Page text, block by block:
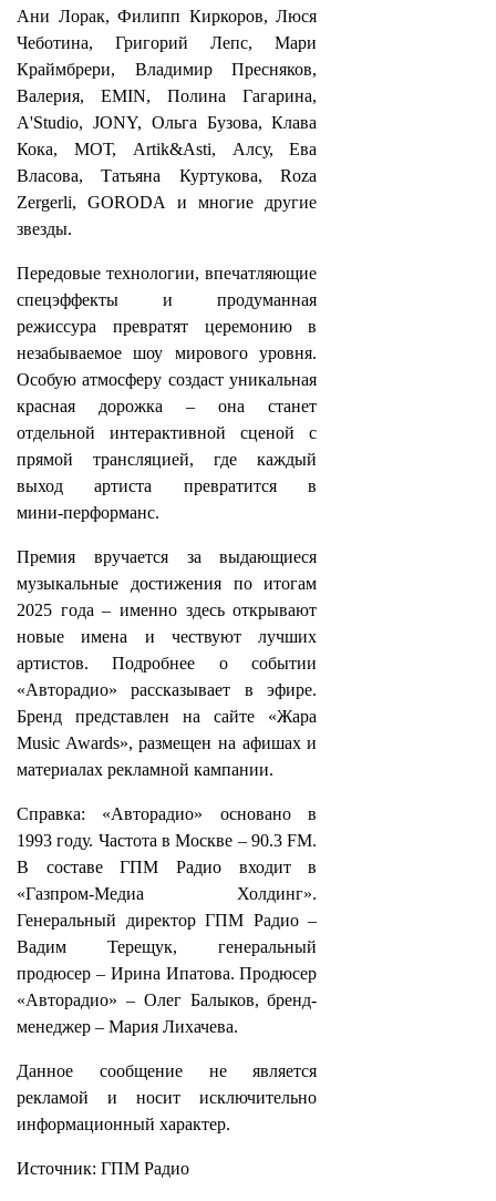
Ани Лорак, Филипп Киркоров, Люся
Чеботина, Григорий Лепс, Мари
Краймбрери, Владимир Пресняков,
Валерия, EMIN, Полина Гагарина,
A'Studio, JONY, Ольга Бузова, Клава
Кока, МОТ, Artik&Asti, Алсу, Ева
Власова, Татьяна Куртукова, Roza
Zergerli, GORODA и многие другие
звезды.
Передовые технологии, впечатляющие
спецэффекты и продуманная
режиссура превратят церемонию в
незабываемое шоу мирового уровня.
Особую атмосферу создаст уникальная
красная дорожка – она станет
отдельной интерактивной сценой с
прямой трансляцией, где каждый
выход артиста превратится в
мини‑перформанс.
Премия вручается за выдающиеся
музыкальные достижения по итогам
2025 года – именно здесь открывают
новые имена и чествуют лучших
артистов. Подробнее о событии
«Авторадио» рассказывает в эфире.
Бренд представлен на сайте «Жара
Music Awards», размещен на афишах и
материалах рекламной кампании.
Справка: «Авторадио» основано в
1993 году. Частота в Москве – 90.3 FM.
В составе ГПМ Радио входит в
«Газпром-Медиа Холдинг».
Генеральный директор ГПМ Радио –
Вадим Терещук, генеральный
продюсер – Ирина Ипатова. Продюсер
«Авторадио» – Олег Балыков, бренд-
менеджер – Мария Лихачева.
Данное сообщение не является
рекламой и носит исключительно
информационный характер.
Источник: ГПМ Радио